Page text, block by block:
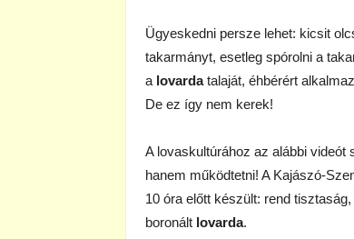
Ügyeskedni persze lehet: kicsit
takarmányt, esetleg spórolni a
a lovardatalaját, éhbérért
De ez így nem kerek!
A lovaskultúrához az alábbi
hanem működtetni! A Kajászó-
10 óra előtt készült: rend
boronált lovarda.